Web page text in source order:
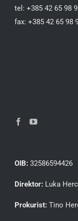
tel: +385 42 65 98
fax: +385 42 65 98
OIB: 32586594426
Direktor: Luka
Prokurist: Tino